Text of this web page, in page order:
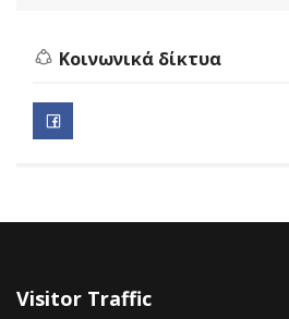
Κοινωνικά δίκτυα
Visitor Traffic